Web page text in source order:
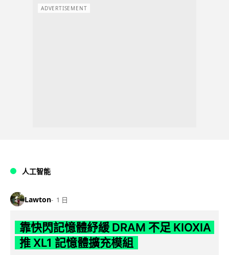
ADVERTISEMENT
人工智能
Lawton 1 日
靠快閃記憶體紓緩 DRAM 不足 KIOXIA
推 XL1 記憶體擴充模組